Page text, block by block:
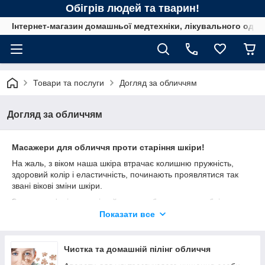
Обігрів людей та тварин!
Інтернет-магазин домашньої медтехніки, лікувального
Товари та послуги Догляд за обличчям
Догляд за обличчям
Масажери для обличчя проти старіння шкіри!
На жаль, з віком наша шкіра втрачає колишню пружність,
здоровий колір і еластичність, починають проявлятися так
звані вікові зміни шкіри.
Зморшки, в'ялість, нечіткий контур обличчя, носогубні
складки-все це зовсім не радує око.
засобів недостатньо для того, щоб впоратися з проблемою
старіння, тому починаючи з 25-30 років рекомендується
Показати все
Чистка та домашній пілінг обличчя